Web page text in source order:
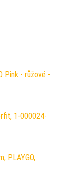
Pink - růžové -
1-000024-
PLAYGO,